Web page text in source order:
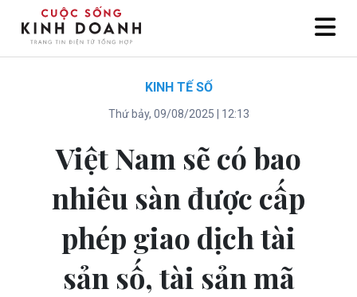
KINH TẾ SỐ
Thứ bảy, 09/08/2025 | 12:13
Việt Nam sẽ có bao
nhiêu sàn được cấp
phép giao dịch tài
sản số, tài sản mã